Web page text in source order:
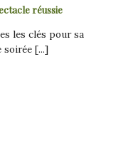
réussie
les clés pour sa
soirée [...]